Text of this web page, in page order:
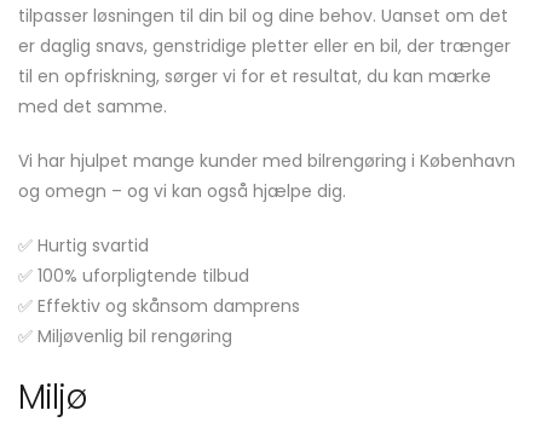
tilpasser løsningen til din bil og dine behov. Uanset om det
er daglig snavs, genstridige pletter eller en bil, der trænger
til en opfriskning, sørger vi for et resultat, du kan mærke
med det samme.
Vi har hjulpet mange kunder med bilrengøring i København
og omegn – og vi kan også hjælpe dig.
✅ Hurtig svartid
✅ 100% uforpligtende tilbud
✅ Effektiv og skånsom damprens
✅ Miljøvenlig bil rengøring
Miljø